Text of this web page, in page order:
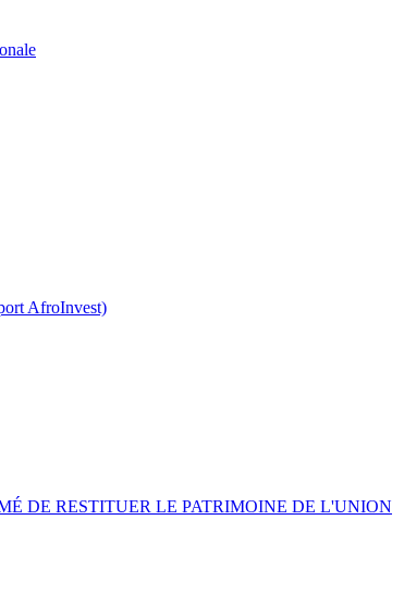
AfroInvest)
DE RESTITUER LE PATRIMOINE DE L'UNION